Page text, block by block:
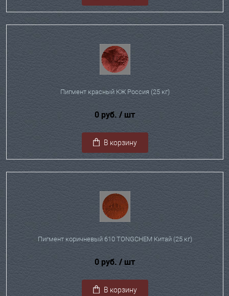
Пигмент красный КЖ Россия (25 кг)
0 руб. / шт
В корзину
Пигмент коричневый 610 TONGCHEM Китай (25 кг)
0 руб. / шт
В корзину